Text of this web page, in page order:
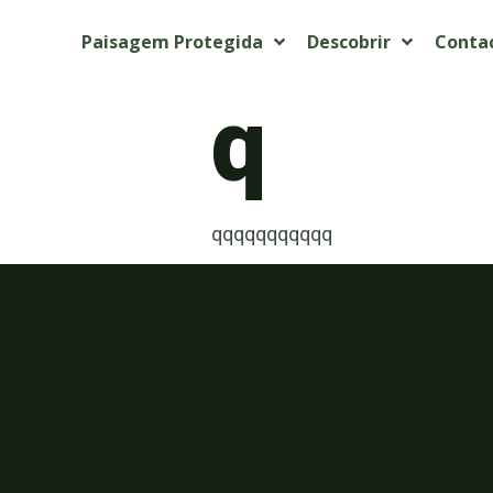
Paisagem Protegida Descobrir
q
qqqqqqqqqqq